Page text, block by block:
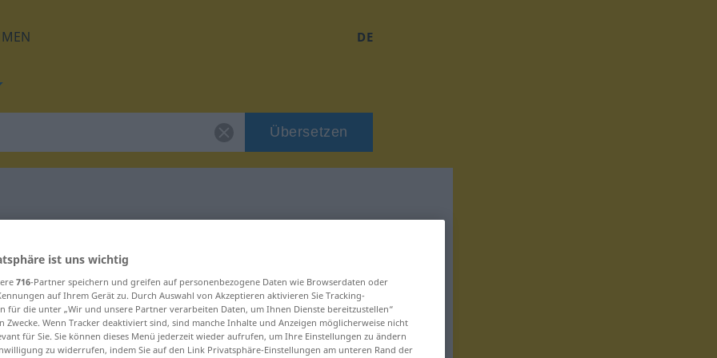
DE
Übersetzen
"gewagt"
ist uns wichtig
716-Partner speichern und greifen auf personenbezogene Daten wie Browserdaten oder
auf Ihrem Gerät zu. Durch Auswahl von Akzeptieren aktivieren Sie Tracking-
für die unter „Wir und unsere Partner verarbeiten Daten, um Ihnen Dienste bereitzustellen“
Zwecke. Wenn Tracker deaktiviert sind, sind manche Inhalte und Anzeigen möglicherweise nicht
für Sie. Sie können dieses Menü jederzeit wieder aufrufen, um Ihre Einstellungen zu ändern
zu widerrufen, indem Sie auf den Link Privatsphäre-Einstellungen am unteren Rand der